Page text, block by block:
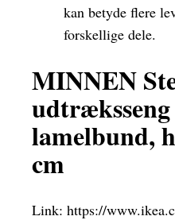
kan betyde flere
forskellige dele.
MINNEN
lamelbund,
cm
Link: https://